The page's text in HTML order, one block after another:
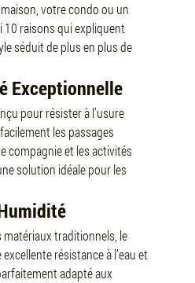
votre condo ou un
10 raisons qui expliquent
séduit de plus en plus de
Exceptionnelle
pour résister à l’usure
les passages
compagnie et les activités
solution idéale pour les
traditionnels, le
résistance à l’eau et
adapté aux